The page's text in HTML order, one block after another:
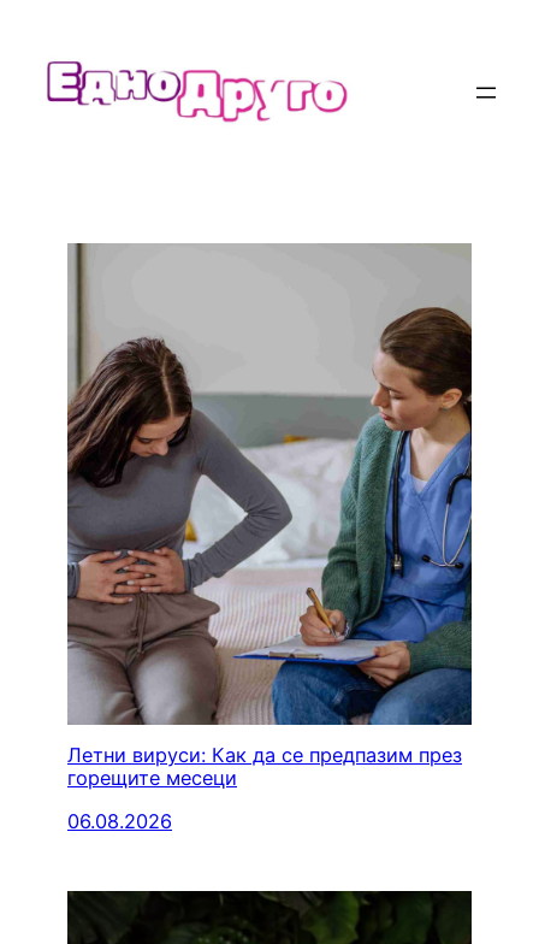
съдържанието
Летни вируси: Как да се предпазим през
горещите месеци
06.08.2026